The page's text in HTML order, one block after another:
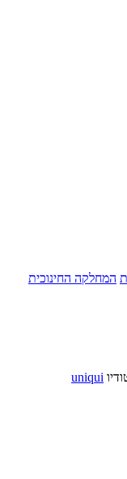
המחלקה החינוכית
uniqui